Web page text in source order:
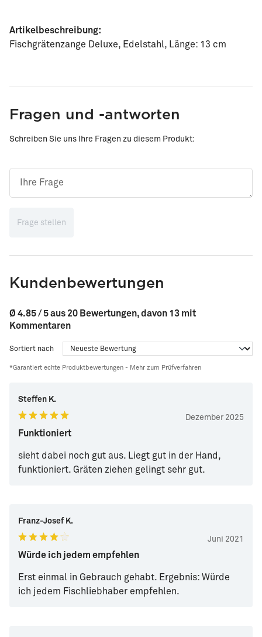
Artikelbeschreibung:
Fischgrätenzange Deluxe, Edelstahl, Länge: 13 cm
Fragen und -antworten
Schreiben Sie uns Ihre Fragen zu diesem Produkt:
Frage stellen
Kundenbewertungen
Ø 4.85 / 5 aus 20 Bewertungen, davon 13 mit
Kommentaren
Sortiert nach
*Garantiert echte Produktbewertungen - Mehr zum Prüfverfahren
Steffen K.
Dezember 2025
Funktioniert
sieht dabei noch gut aus. Liegt gut in der Hand,
funktioniert. Gräten ziehen gelingt sehr gut.
Franz-Josef K.
Juni 2021
Würde ich jedem empfehlen
Erst einmal in Gebrauch gehabt. Ergebnis: Würde
ich jedem Fischliebhaber empfehlen.